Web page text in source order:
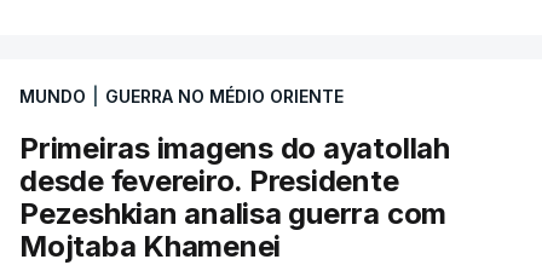
MUNDO GUERRA NO MÉDIO ORIENTE
Primeiras imagens do ayatollah
desde fevereiro. Presidente
Pezeshkian analisa guerra com
Mojtaba Khamenei